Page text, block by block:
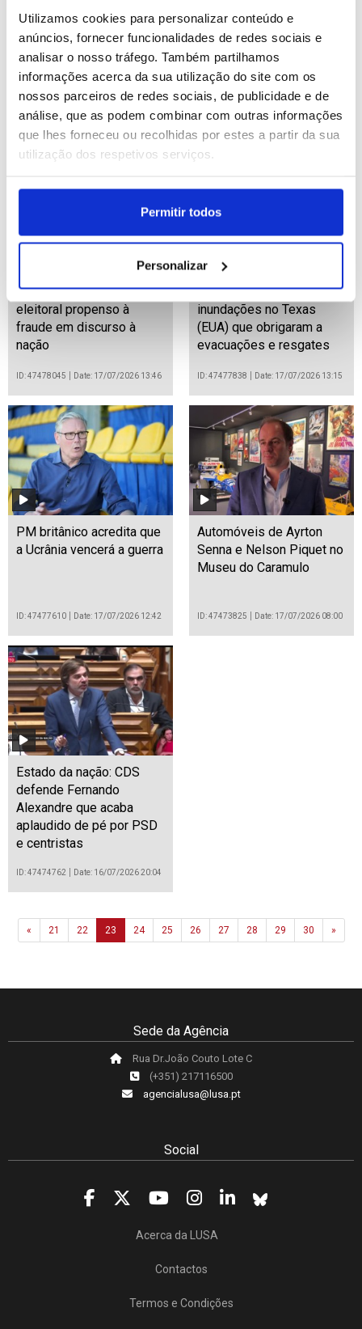
Utilizamos cookies para personalizar conteúdo e
anúncios, fornecer funcionalidades de redes sociais e
analisar o nosso tráfego. Também partilhamos
informações acerca da sua utilização do site com os
nossos parceiros de redes sociais, de publicidade e de
análise, que as podem combinar com outras informações
que lhes forneceu ou recolhidas por estes a partir da sua
utilização dos respetivos serviços.
Permitir todos
Personalizar
Espanha combate
incêndios em várias
ID: 47478427 Date: 17/07/2026 14:45
Parlamento israelita
dissolvido no quadro das
eleições de outubro
ID: 47478192 Date: 17/07/2026 14:14
Trump fala em sistema
eleitoral propenso à
fraude em discurso à
nação
ID: 47478045 Date: 17/07/2026 13:46
Pelo menos 2 mortos em
inundações no Texas
(EUA) que obrigaram a
evacuações e resgates
ID: 47477838 Date: 17/07/2026 13:15
PM britânico acredita que
a Ucrânia vencerá a guerra
ID: 47477610 Date: 17/07/2026 12:42
Automóveis de Ayrton
Senna e Nelson Piquet no
Museu do Caramulo
ID: 47473825 Date: 17/07/2026 08:00
Estado da nação: CDS
defende Fernando
Alexandre que acaba
aplaudido de pé por PSD
e centristas
ID: 47474762 Date: 16/07/2026 20:04
«Previous
21 22 23 24 25 26 27 28 29 30 »Next
Sede da Agência
Rua Dr.João Couto Lote C
(+351) 217116500
agencialusa@lusa.pt
Social
Acerca da LUSA
Contactos
Termos e Condições